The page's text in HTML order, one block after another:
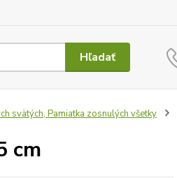
Hľadať
svätých, Pamiatka zosnulých všetky
cm